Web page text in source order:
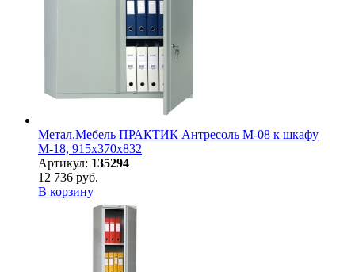
Метал.Мебель ПРАКТИК Антресоль M-08 к шкафу
М-18, 915х370х832
Артикул: 135294
12 736 руб.
В корзину